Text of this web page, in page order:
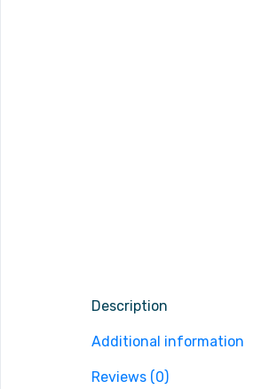
Description
Additional information
Reviews (0)